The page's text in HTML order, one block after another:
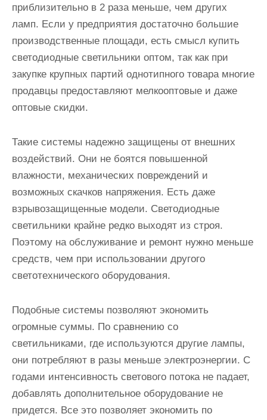
приблизительно в 2 раза меньше, чем других
ламп. Если у предприятия достаточно большие
производственные площади, есть смысл купить
светодиодные светильники оптом, так как при
закупке крупных партий однотипного товара многие
продавцы предоставляют мелкооптовые и даже
оптовые скидки.
Такие системы надежно защищены от внешних
воздействий. Они не боятся повышенной
влажности, механических повреждений и
возможных скачков напряжения. Есть даже
взрывозащищенные модели. Светодиодные
светильники крайне редко выходят из строя.
Поэтому на обслуживание и ремонт нужно меньше
средств, чем при использовании другого
светотехнического оборудования.
Подобные системы позволяют экономить
огромные суммы. По сравнению со
светильниками, где используются другие лампы,
они потребляют в разы меньше электроэнергии. С
годами интенсивность светового потока не падает,
добавлять дополнительное оборудование не
придется. Все это позволяет экономить по